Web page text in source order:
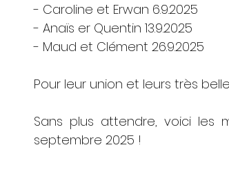
Shooting- Caroline et Erwan 6.9.2025
- Anaïs er Quentin 13.9.2025
- Maud et Clément 26.9.2025
Pour leur union et leurs très
Sans plus attendre, voici les
septembre 2025 !